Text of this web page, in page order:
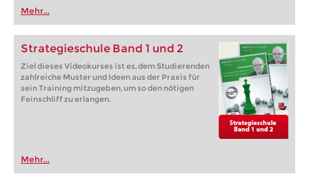
Mehr...
Strategieschule Band 1 und 2
Ziel dieses Videokurses ist es, dem Studierenden
zahlreiche Muster und Ideen aus der Praxis für
sein Training mitzugeben, um so den nötigen
Feinschliff zu erlangen.
Mehr...